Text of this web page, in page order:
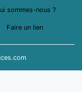
sommes-nous ?
Faire un lien